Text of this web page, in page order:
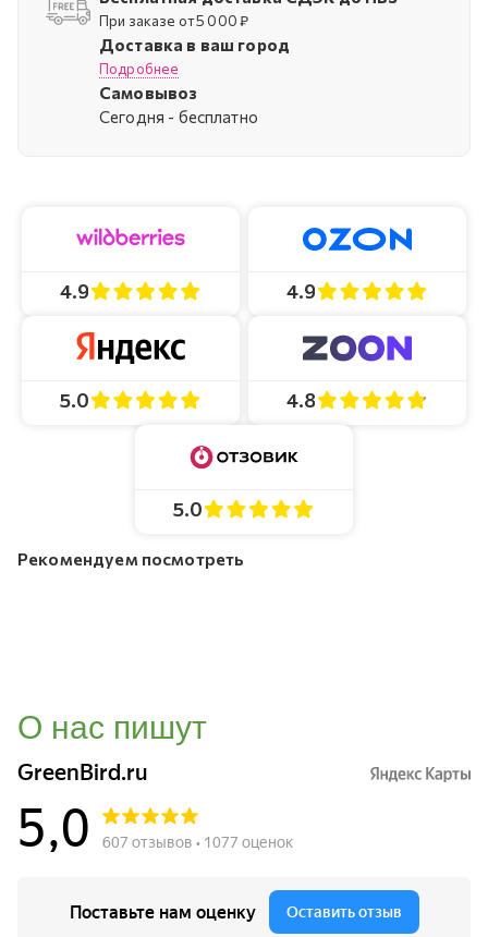
При заказе от 5 000 ₽
Доставка в ваш город
Подробнее
Самовывоз
Cегодня - бесплатно
4.9 4.9
5.0 4.8
5.0
Рекомендуем посмотреть
О нас пишут